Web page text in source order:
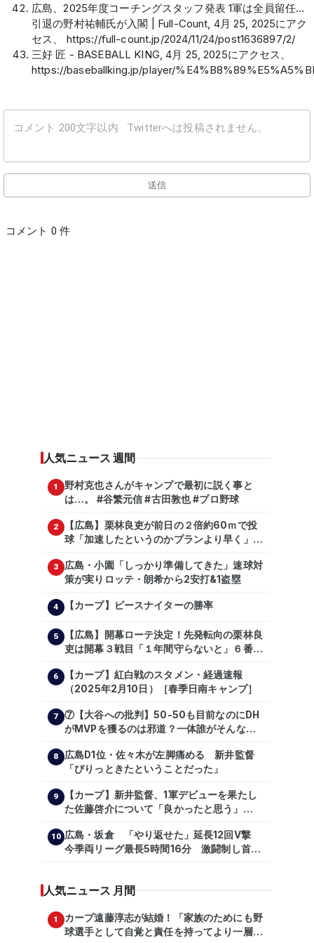
広島、2025年度コーチングスタッフ発表 1軍は全員留任…
引退の野村祐輔氏が入閣 | Full-Count, 4月 25, 2025にアク
セス、 https://full-count.jp/2024/11/24/post1636897/2/
三好 匠 - BASEBALL KING, 4月 25, 2025にアクセス、
https://baseballking.jp/player/
送信
コメント 0 件
人気ニュース 週間
1
野村克也さんがキャンプで最初に説く事と
は…。 #谷繁元信 #古田敦也 #プロ野球
2
【広島】栗林良吏が前日の２倍約60ｍで投
球「加速したというのかプランより早く」自
3
広島・小園「しっかり準備してきた」速球対
策が実りロッテ・朗希から2安打&1盗塁
4 【カープ】ピースナイターの勝率
5
【広島】開幕ローテ決定！先発転向の栗林良
吏は開幕３戦目「１年間守らないと」６番手
6
【カープ】紅白戦のスタメン・経過速報
（2025年2月10日）［春季日南キャンプ］
7
⑦【大谷への批判】50-50も目前なのにDH
がMVPを獲るのは邪道？一体誰がそんな事
【shoheiohtani】【池田親興】【高橋慶
彦】【広島東洋カープ】【プロ野球】
8
広島D1位・佐々木が左脚痛める 新井監督
「ぴりっときたということだった」
9
【カープ】新井監督、1軍デビューを果たし
た佐藤啓介について「良かったと思う」
10 広島・坂倉 「やり返せた」延長12回V撃
今季両リーグ最長5時間16分 激闘制し首位
人気ニュース 月間
1
カープ遠藤淳志が結婚！「家族のためにも野
球選手として自覚と責任を持ってより一層頑